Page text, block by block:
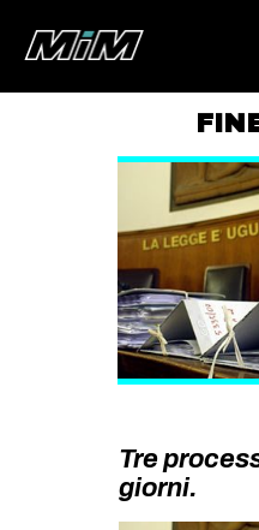
GAZA
CSOA
Tre
giorni.